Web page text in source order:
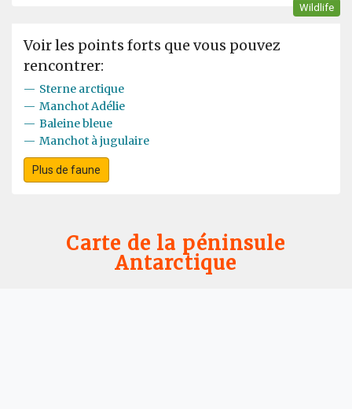
Wildlife
Voir les points forts que vous pouvez
rencontrer:
— Sterne arctique
— Manchot Adélie
— Baleine bleue
— Manchot à jugulaire
Plus de faune
Carte de la péninsule
Antarctique